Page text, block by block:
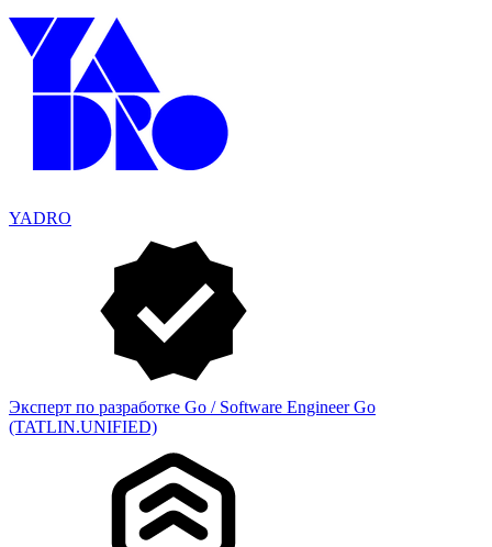
YADRO
Эксперт по разработке Go / Software Engineer Go
(TATLIN.UNIFIED)